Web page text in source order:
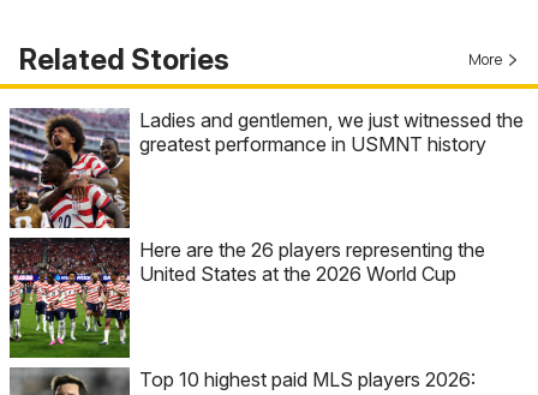
Related Stories More
Ladies and gentlemen, we just witnessed the
greatest performance in USMNT history
Here are the 26 players representing the
United States at the 2026 World Cup
Top 10 highest paid MLS players 2026: